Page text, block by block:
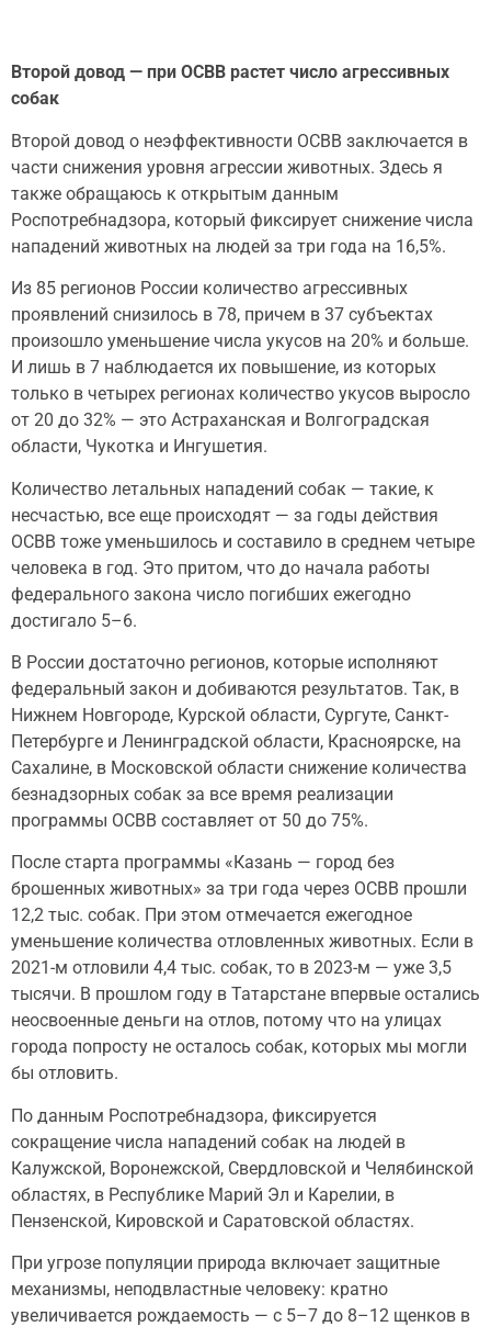
Второй довод — при ОСВВ растет число агрессивных
собак
Второй довод о неэффективности ОСВВ заключается в
части снижения уровня агрессии животных. Здесь я
также обращаюсь к открытым данным
Роспотребнадзора, который фиксирует снижение числа
нападений животных на людей за три года на 16,5%.
Из 85 регионов России количество агрессивных
проявлений снизилось в 78, причем в 37 субъектах
произошло уменьшение числа укусов на 20% и больше.
И лишь в 7 наблюдается их повышение, из которых
только в четырех регионах количество укусов выросло
от 20 до 32% — это Астраханская и Волгоградская
области, Чукотка и Ингушетия.
Количество летальных нападений собак — такие, к
несчастью, все еще происходят — за годы действия
ОСВВ тоже уменьшилось и составило в среднем четыре
человека в год. Это притом, что до начала работы
федерального закона число погибших ежегодно
достигало 5–6.
В России достаточно регионов, которые исполняют
федеральный закон и добиваются результатов. Так, в
Нижнем Новгороде, Курской области, Сургуте, Санкт-
Петербурге и Ленинградской области, Красноярске, на
Сахалине, в Московской области снижение количества
безнадзорных собак за все время реализации
программы ОСВВ составляет от 50 до 75%.
После старта программы «Казань — город без
брошенных животных» за три года через ОСВВ прошли
12,2 тыс. собак. При этом отмечается ежегодное
уменьшение количества отловленных животных. Если в
2021-м отловили 4,4 тыс. собак, то в 2023-м — уже 3,5
тысячи. В прошлом году в Татарстане впервые остались
неосвоенные деньги на отлов, потому что на улицах
города попросту не осталось собак, которых мы могли
бы отловить.
По данным Роспотребнадзора, фиксируется
сокращение числа нападений собак на людей в
Калужской, Воронежской, Свердловской и Челябинской
областях, в Республике Марий Эл и Карелии, в
Пензенской, Кировской и Саратовской областях.
При угрозе популяции природа включает защитные
механизмы, неподвластные человеку: кратно
увеличивается рождаемость — с 5–7 до 8–12 щенков в